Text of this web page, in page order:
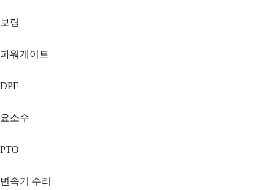
보링
파워게이트
DPF
요소수
PTO
변속기 수리